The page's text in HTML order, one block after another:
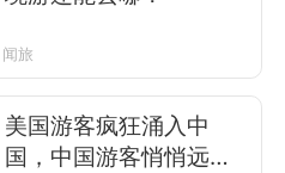
闻旅
美国游客疯狂涌入中
国，中国游客悄悄远离